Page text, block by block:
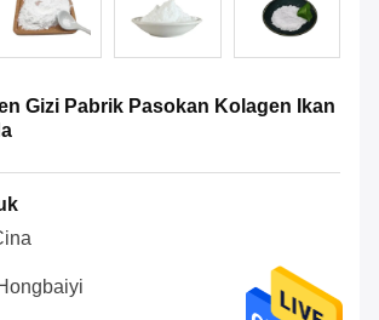
Gizi Pabrik Pasokan Kolagen Ikan